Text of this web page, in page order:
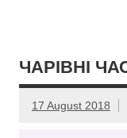
ЧАРІВНІ
17 August 2018